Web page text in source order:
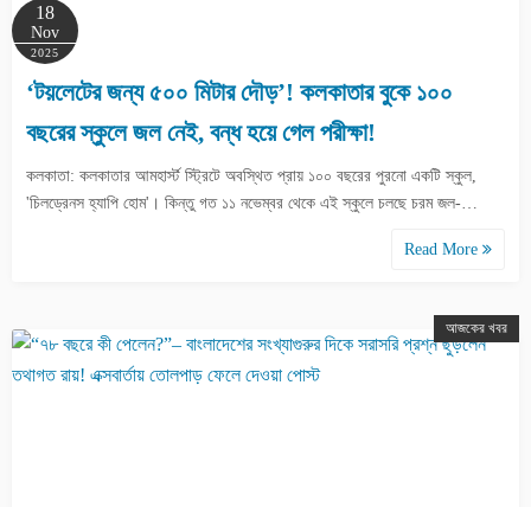
18
Nov
2025
‘টয়লেটের জন্য ৫০০ মিটার দৌড়’! কলকাতার বুকে ১০০
বছরের স্কুলে জল নেই, বন্ধ হয়ে গেল পরীক্ষা!
কলকাতা: কলকাতার আমহার্স্ট স্ট্রিটে অবস্থিত প্রায় ১০০ বছরের পুরনো একটি স্কুল,
'চিলড্রেনস হ্যাপি হোম'। কিন্তু গত ১১ নভেম্বর থেকে এই স্কুলে চলছে চরম জল-…
Read More
আজকের খবর